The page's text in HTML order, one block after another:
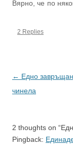
върха на
Вярно, че по
напаст за
залесяване с
последния
2 Replies
Post
navigation
← Едно
чинела
2 thoughts on “
Pingback: